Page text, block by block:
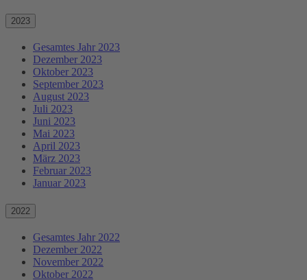
2023
Gesamtes Jahr 2023
Dezember 2023
Oktober 2023
September 2023
August 2023
Juli 2023
Juni 2023
Mai 2023
April 2023
März 2023
Februar 2023
Januar 2023
2022
Gesamtes Jahr 2022
Dezember 2022
November 2022
Oktober 2022